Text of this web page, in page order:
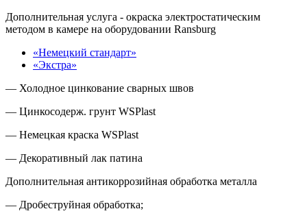
Дополнительная услуга - окраска электростатическим
методом в камере на оборудовании Ransburg
«Немецкий стандарт»
«Экстра»
— Холодное цинкование сварных швов
— Цинкосодерж. грунт WSPlast
— Немецкая краска WSPlast
— Декоративный лак патина
Дополнительная антикоррозийная обработка металла
— Дробеструйная обработка;